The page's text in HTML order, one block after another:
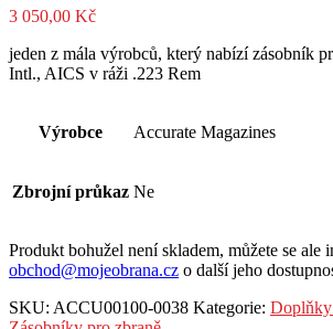
3 050,00 Kč
jeden z mála výrobců, který nabízí zásobník
Intl., AICS v ráži .223 Rem
Výrobce Accurate Magazines
Zbrojní průkaz Ne
Produkt bohužel není skladem, můžete se ale
obchod@mojeobrana.cz o další jeho
SKU: ACCU00100-0038 Kategorie: Doplňky